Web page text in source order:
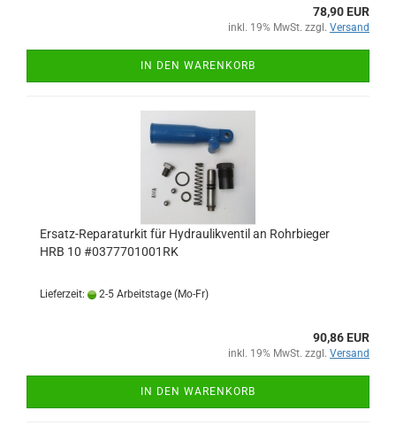
78,90 EUR
inkl. 19% MwSt. zzgl. Versand
IN DEN WARENKORB
Ersatz-Reparaturkit für Hydraulikventil an Rohrbieger
HRB 10 #0377701001RK
Lieferzeit: 2-5 Arbeitstage (Mo-Fr)
90,86 EUR
inkl. 19% MwSt. zzgl. Versand
IN DEN WARENKORB